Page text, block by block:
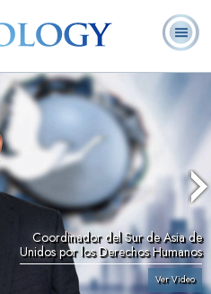
Ministros
Voluntarios
Preguntas
Frecuentes
Libros
Coordinador del Sur de Asia de
Unidos por los Derechos Humanos
Ver Video